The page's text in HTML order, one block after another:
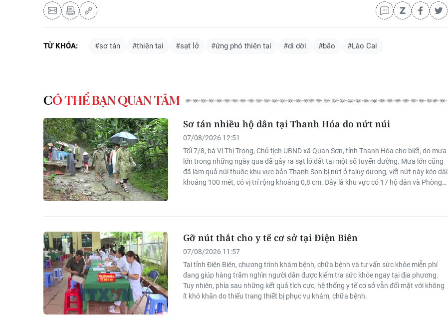
TỪ KHÓA: #sơ tán #thiên tai #sạt lở #ứng phó thiên tai #di dời #bão #Lào Cai
CÓ THỂ BẠN QUAN TÂM
Sơ tán nhiều hộ dân tại Thanh Hóa do nứt núi
07/08/2026 12:51
Tối 7/8, bà Vi Thị Trọng, Chủ tịch UBND xã Quan Sơn, tỉnh Thanh Hóa cho biết, do mưa
lớn trong những ngày qua đã gây ra sạt lở đất tại một số tuyến đường. Mưa lớn cũng
đã làm quả núi thuộc khu vực bản Thanh Sơn bị nứt ở taluy dương, vết nứt này kéo dài
khoảng 100 mét, có vị trí rộng khoảng 0,8 cm. Đây là khu vực có 17 hộ dân và Phòng
Gỡ nút thắt cho y tế cơ sở tại Điện Biên
07/08/2026 11:57
Tại tỉnh Điện Biên, chương trình khám bệnh, chữa bệnh và tư vấn sức khỏe miễn phí
đang giúp hàng trăm nghìn người dân được kiểm tra sức khỏe ngay tại địa phương.
Tuy nhiên, phía sau những kết quả tích cực, hệ thống y tế cơ sở vẫn đối mặt với không
ít khó khăn do thiếu trang thiết bị phục vụ khám, chữa bệnh.